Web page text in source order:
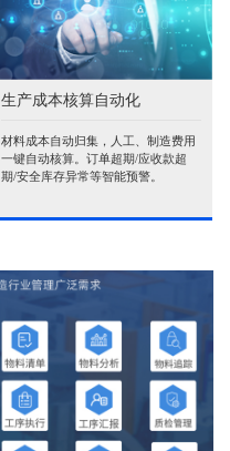
生产成本核算自动化
材料成本自动归集，人工、制造费用
一键自动核算。订单超期/应收款超
期/安全库存异常等智能预警。